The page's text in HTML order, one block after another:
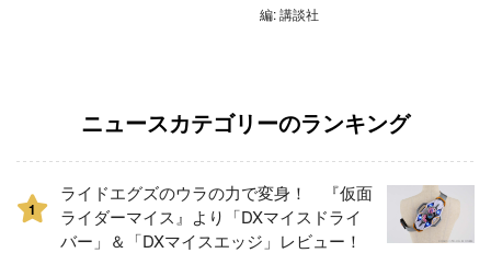
編: 講談社
ニュースカテゴリーのランキング
1
ライドエグズのウラの力で変身！ 『仮面
ライダーマイス』より「DXマイスドライ
バー」＆「DXマイスエッジ」レビュー！